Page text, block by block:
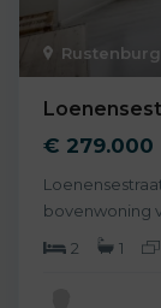
Rustenburg
€ 279.000
bovenwoning
2
1